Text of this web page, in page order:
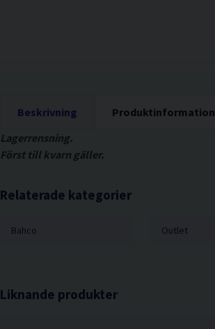
Beskrivning
Produktinformation
Lagerrensning.
Först till kvarn gäller.
Relaterade kategorier
Bahco Outlet
Liknande produkter